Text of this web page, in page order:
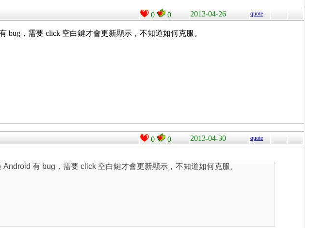
0 0 2013-04-26 quote
bug，需要 click 空白鍵才會更新顯示，不知道如何克服。
0 0 2013-04-30 quote
有 bug，需要 click 空白鍵才會更新顯示，不知道如何克服。